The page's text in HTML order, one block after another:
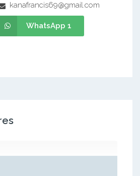
kanafrancis69@gmail.com
WhatsApp 1